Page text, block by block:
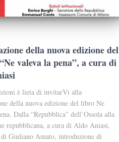
della nuova edizione del
valeva la pena”, a cura di
è lieta di invitarVi alla
della nuova edizione del libro Ne
Dalla “Repubblica” dell’Ossola alla
repubblicana, a cura di Aldo Aniasi,
Giuliano Amato, introduzione di